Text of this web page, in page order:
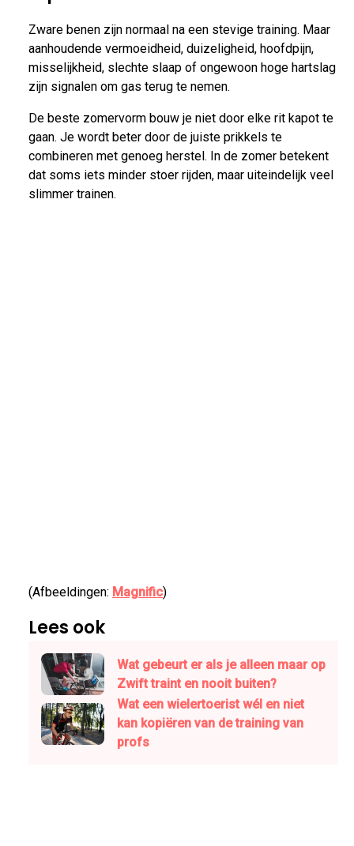
Zware benen zijn normaal na een stevige training. Maar
aanhoudende vermoeidheid, duizeligheid, hoofdpijn,
misselijkheid, slechte slaap of ongewoon hoge hartslag
zijn signalen om gas terug te nemen.
De beste zomervorm bouw je niet door elke rit kapot te
gaan. Je wordt beter door de juiste prikkels te
combineren met genoeg herstel. In de zomer betekent
dat soms iets minder stoer rijden, maar uiteindelijk veel
slimmer trainen.
(Afbeeldingen: Magnific)
Lees ook
Wat gebeurt er als je alleen maar op
Zwift traint en nooit buiten?
Wat een wielertoerist wél en niet
kan kopiëren van de training van
profs